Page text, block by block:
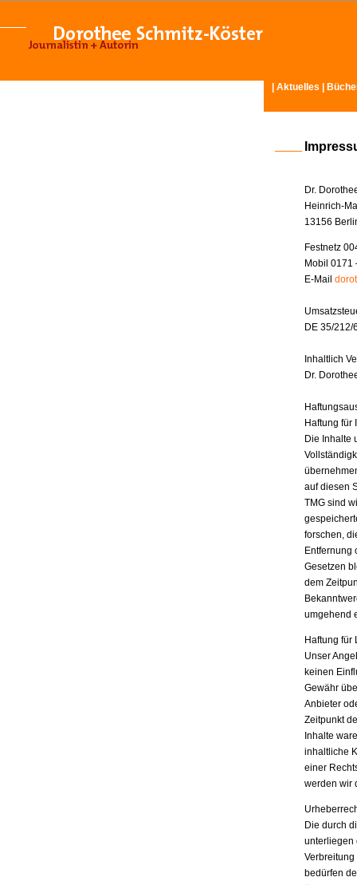
Aktuelles
Dr.
Heinrich-
13156
Festnetz
Mobil 0171
E-Mail
DE 35/212/
Inhaltlich
Dr.
Haftung für
Die Inhalte
auf diesen
TMG sind
forschen,
Entfernung
Gesetzen
dem
umgehend
Haftung für
Unser
keinen
Gewähr
Anbieter
Zeitpunkt
Inhalte
inhaltliche
einer
werden wir
Die durch
unterliegen
bedürfen